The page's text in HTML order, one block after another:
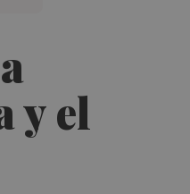
y el